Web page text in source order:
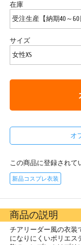
在庫
サイズ
オ
この商品に登録されて
新品コスプレ衣装
商品の説明
チアリーダー風の衣装
になりにくいポリエス